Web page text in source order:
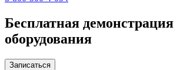
Бесплатная демонстрация
оборудования
Записаться